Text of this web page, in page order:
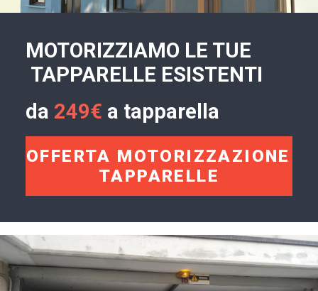
MOTORIZZIAMO LE TUE
TAPPARELLE ESISTENTI
da 249€ a tapparella
OFFERTA MOTORIZZAZIONE
TAPPARELLE